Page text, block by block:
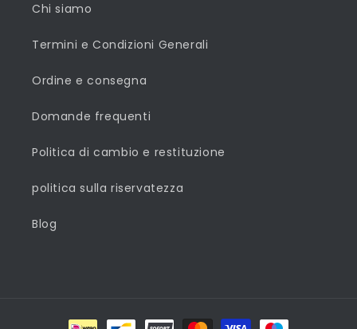
Chi siamo
Termini e Condizioni Generali
Ordine e consegna
Domande frequenti
Politica di cambio e restituzione
politica sulla riservatezza
Blog
Metodi